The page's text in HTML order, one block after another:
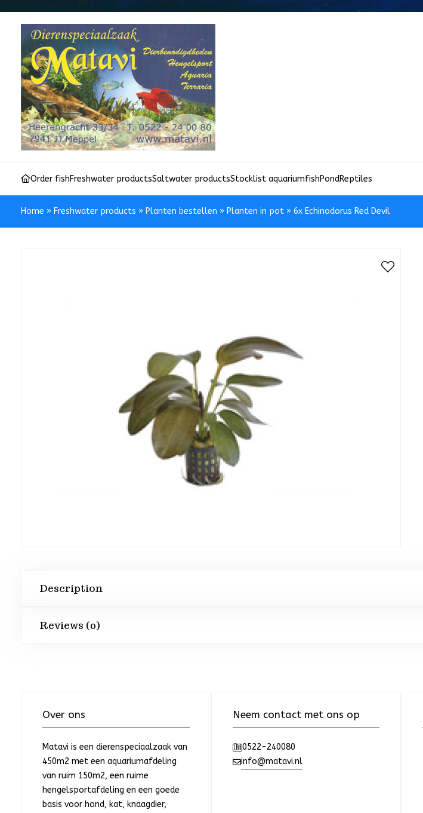
Order fishFreshwater productsSaltwater productsStocklist aquariumfishPondReptiles
Home » Freshwater products » Planten bestellen » Planten in pot » 6x Echinodorus Red Devil
Description
Reviews (0)
Over ons
Matavi is een dierenspeciaalzaak van
450m2 met een aquariumafdeling
van ruim 150m2, een ruime
hengelsportafdeling en een goede
basis voor hond, kat, knaagdier,
Neem contact met ons op
0522-240080
info@matavi.nl